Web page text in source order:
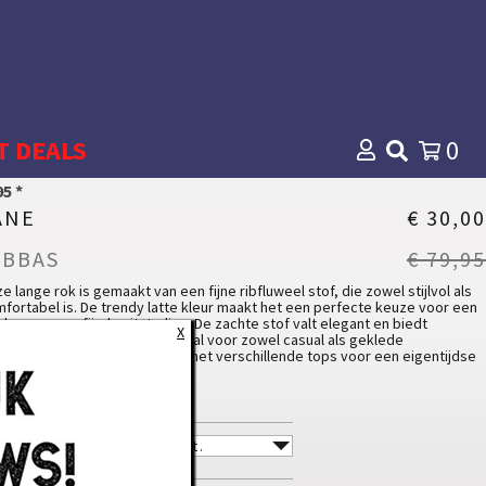
DEALS 0
*
€ 30,00
€ 79,95
lange rok is gemaakt van een fijne ribfluweel stof, die zowel stijlvol als
is. De trendy latte kleur maakt het een perfecte keuze voor een
en verfijnde uitstraling. De zachte stof valt elegant en biedt
De rok is ideaal voor zowel casual als geklede
Combineer hem met verschillende tops voor een eigentijdse
lees meer...
draagt maat 28.
X